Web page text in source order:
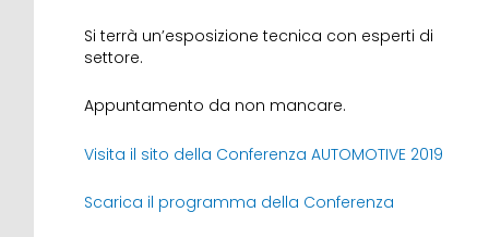
Si terrà un’esposizione tecnica con esperti di
settore.
Appuntamento da non mancare.
Visita il sito della Conferenza AUTOMOTIVE 2019
Scarica il programma della Conferenza